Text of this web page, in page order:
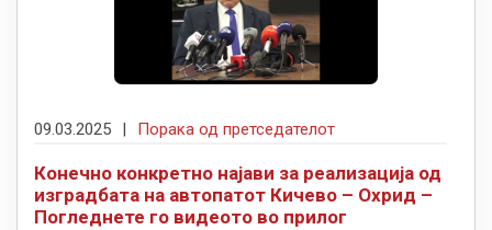
09.03.2025 Порака од претседателот
Конечно конкретно најави за реализација од
изградбата на автопатот Кичево – Охрид –
Погледнете го видеото во прилог